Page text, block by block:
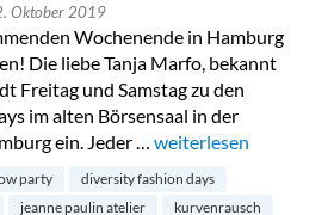
Oktober 2019
Wochenende in Hamburg
Die liebe Tanja Marfo, bekannt
Freitag und Samstag zu den
im alten Börsensaal in der
ein. Jeder … „Diversity Fashion
weiterlesen
party
diversity fashion days
jeanne paulin atelier
kurvenrausch